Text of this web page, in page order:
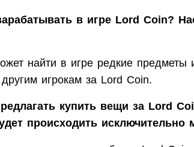
в игре Lord Coin?
найти в игре редкие предметы
игрокам за Lord Coin.
купить вещи за Lord
происходить исключительно